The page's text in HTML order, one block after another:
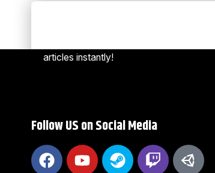
articles instantly!
Follow US on Social Media